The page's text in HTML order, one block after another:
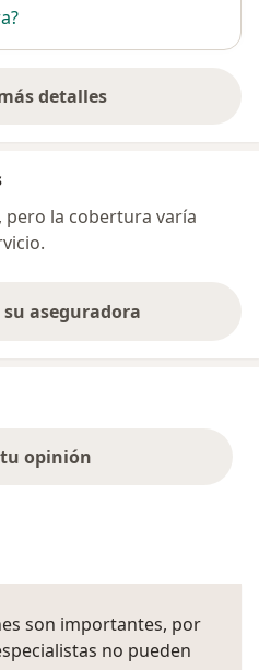
detalles
sobre la dirección
pero la cobertura varía
aseguradora
opinión
son importantes, por
no pueden